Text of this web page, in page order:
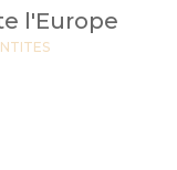
l'Europe